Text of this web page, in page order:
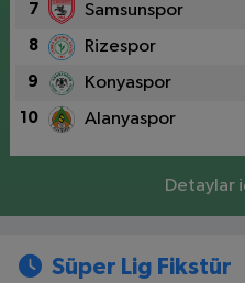
7 Samsunspor
8 Rizespor
9 Konyaspor
10 Alanyaspor
Detaylar
Süper Lig Fikstür